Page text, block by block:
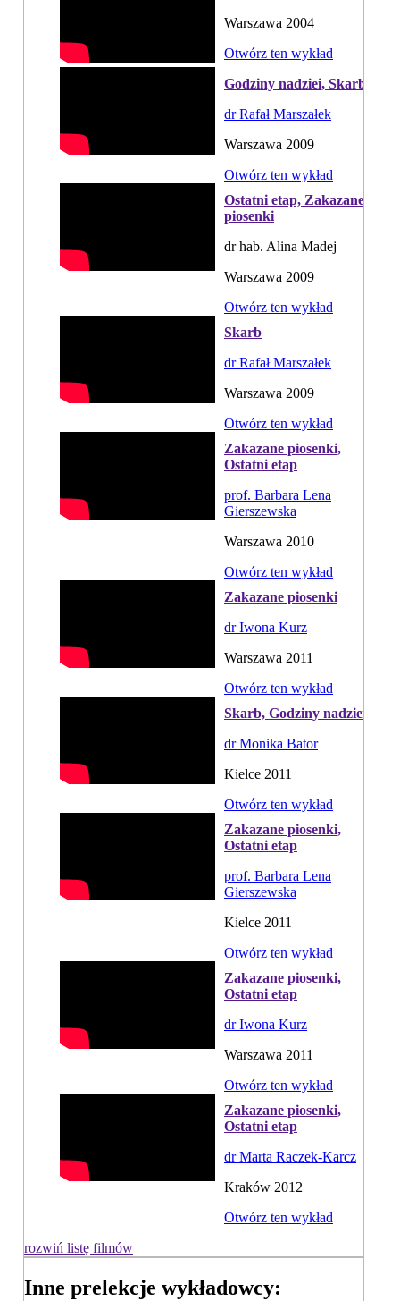
Warszawa 2004
Otwórz ten wykład
Godziny nadziei, Skarb
dr Rafał Marszałek
Warszawa 2009
Otwórz ten wykład
Ostatni etap, Zakazane
piosenki
dr hab. Alina Madej
Warszawa 2009
Otwórz ten wykład
Skarb
dr Rafał Marszałek
Warszawa 2009
Otwórz ten wykład
Zakazane piosenki,
Ostatni etap
prof. Barbara Lena
Gierszewska
Warszawa 2010
Otwórz ten wykład
Zakazane piosenki
dr Iwona Kurz
Warszawa 2011
Otwórz ten wykład
Skarb, Godziny nadziei
dr Monika Bator
Kielce 2011
Otwórz ten wykład
Zakazane piosenki,
Ostatni etap
prof. Barbara Lena
Gierszewska
Kielce 2011
Otwórz ten wykład
Zakazane piosenki,
Ostatni etap
dr Iwona Kurz
Warszawa 2011
Otwórz ten wykład
Zakazane piosenki,
Ostatni etap
dr Marta Raczek-Karcz
Kraków 2012
Otwórz ten wykład
rozwiń listę filmów
Inne prelekcje wykładowcy: